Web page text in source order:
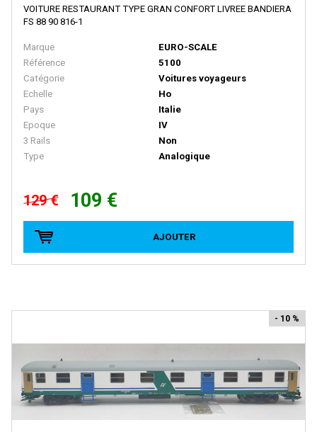
EKO
ELEC-TRAINS INTERNATIONAL
Elec-Trains International- MMRG
ELECTROTREN
EPM
Epoche
EURO-SCALE
EURO MODELL
EXACT TRAIN
FB SYSTEMS
Ferfyx
FERRO TRAIN
VOITURE RESTAURANT TYPE GRAN CONFORT LIVREE BANDIERA
FS 88 90 816-1
Marque
EURO-SCALE
Référence
5100
Catégorie
Voitures voyageurs
Echelle
Ho
Pays
Italie
Epoque
IV
3 Rails
Non
Type
Analogique
129 € 109 €
AJOUTER
- 10 %